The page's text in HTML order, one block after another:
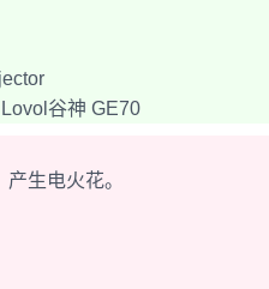
谷神 GE70
生电火花。